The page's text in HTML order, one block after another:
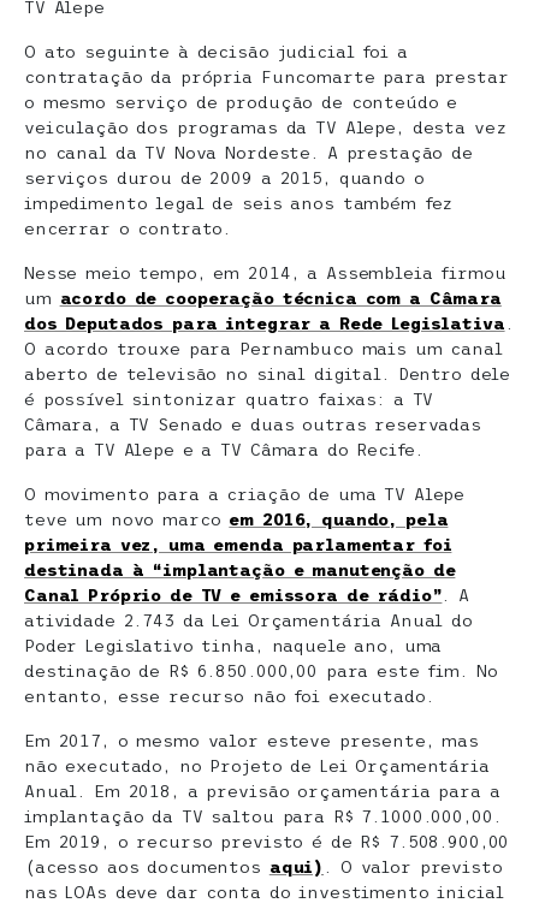
TV Alepe
O ato seguinte à decisão judicial foi a
contratação da própria Funcomarte para prestar
o mesmo serviço de produção de conteúdo e
veiculação dos programas da TV Alepe, desta vez
no canal da TV Nova Nordeste. A prestação de
serviços durou de 2009 a 2015, quando o
impedimento legal de seis anos também fez
encerrar o contrato.
Nesse meio tempo, em 2014, a Assembleia firmou
um acordo de cooperação técnica com a Câmara
dos Deputados para integrar a Rede Legislativa
O acordo trouxe para Pernambuco mais um canal
aberto de televisão no sinal digital. Dentro dele
é possível sintonizar quatro faixas: a TV
Câmara, a TV Senado e duas outras reservadas
para a TV Alepe e a TV Câmara do Recife.
O movimento para a criação de uma TV Alepe
teve um novo marco em 2016, quando, pela
primeira vez, uma emenda parlamentar foi
destinada à “implantação e manutenção de
Canal Próprio de TV e emissora de rádio” . A
atividade 2.743 da Lei Orçamentária Anual do
Poder Legislativo tinha, naquele ano, uma
destinação de R$ 6.850.000,00 para este fim. No
entanto, esse recurso não foi executado.
Em 2017, o mesmo valor esteve presente, mas
não executado, no Projeto de Lei Orçamentária
Anual. Em 2018, a previsão orçamentária para a
implantação da TV saltou para R$ 7.1000.000,00.
Em 2019, o recurso previsto é de R$ 7.508.900,00
(acesso aos documentos aqui)
. O valor previsto
nas LOAs deve dar conta do investimento inicial